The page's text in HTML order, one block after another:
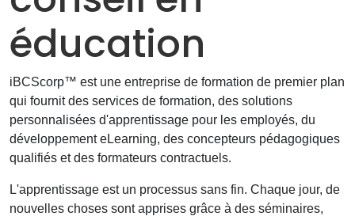
éducation
iBCScorp™ est une entreprise de formation de premier plan
qui fournit des services de formation, des solutions
personnalisées d'apprentissage pour les employés, du
développement eLearning, des concepteurs pédagogiques
qualifiés et des formateurs contractuels.
L'apprentissage est un processus sans fin. Chaque jour, de
nouvelles choses sont apprises grâce à des séminaires,